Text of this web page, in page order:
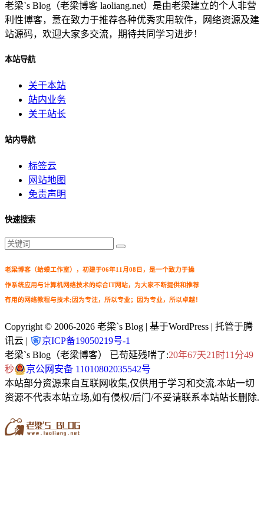
老梁`s Blog（老梁博客 laoliang.net）是由老梁建立的个人非营
利性博客，意在致力于推荐各种优秀实用软件，网络资源及建
站源码，欢迎大家多交流，期待共同学习进步！
本站导航
关于本站
站内业务
关于站长
站内导航
标签云
网站地图
免责声明
快速搜索
老梁博客（蛤蟆工作室），初建于06年11月08日，是一个致力于操
作系统应用与计算机网络技术的综合IT网站，为大家不断提供和推荐
有用的网络教程与技术;因为专注，所以专业；因为专业，所以卓越！
Copyright © 2006-2026 老梁`s Blog | 基于WordPress | 托管于腾
讯云 |
京ICP备19050219号-1
老梁`s Blog（老梁博客） 已苟延残喘了:20年67天21时11分50
秒
京公网安备 11010802035542号
本站部分资源来自互联网收集,仅供用于学习和交流.本站一切
资源不代表本站立场,如有侵权/后门/不妥请联系本站站长删除.